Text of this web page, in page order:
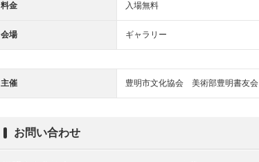
料金 入場無料
会場 ギャラリー
主催 豊明市文化協会 美術部豊明書友会
お問い合わせ